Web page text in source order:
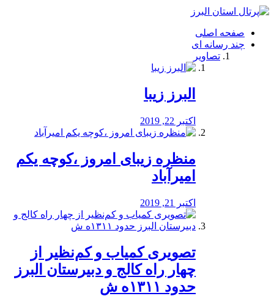
فصد
شرق
تهران
خشکشویی
صفحه اصلی
چند رسانه ای
تصاویر
البرز زیبا
اکتبر 22, 2019
منظره‌‌ زیبای امروز ،کوچه یکم
امیرآباد
اکتبر 21, 2019
️تصویری کمیاب و کم‌نظیر از
چهار راه كالج و دبيرستان البرز
حدود ۱۳۱۱ه ش